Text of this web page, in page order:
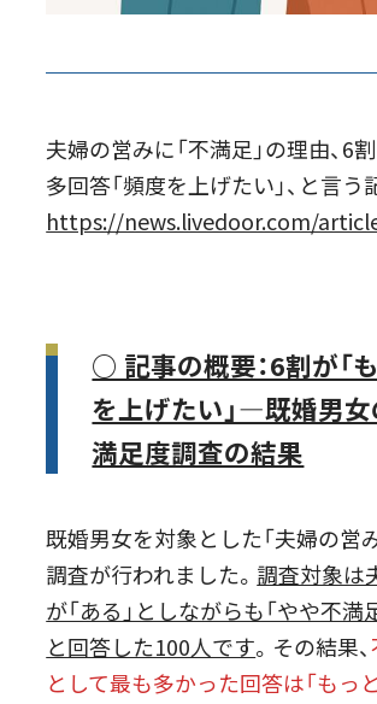
夫婦の営みに「不満足」の理由、6
多回答「頻度を上げたい」、と言
https://news.livedoor.com/
○ 記事の概要：6割が「
を上げたい」―既婚男
満足度調査の結果
既婚男女を対象とした「夫婦の営
調査が行われました。 調査対象は
が「ある」としながらも「やや不満
と回答した100人です。その結果、
として最も多かった回答は「もっ